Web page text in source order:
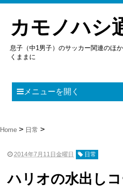
カモノハシ
息子（中1男子）のサッカー関連のほ
くままに
メニューを開く
Home 日常
2014年7月11日金曜日 日常
ハリオの水出し